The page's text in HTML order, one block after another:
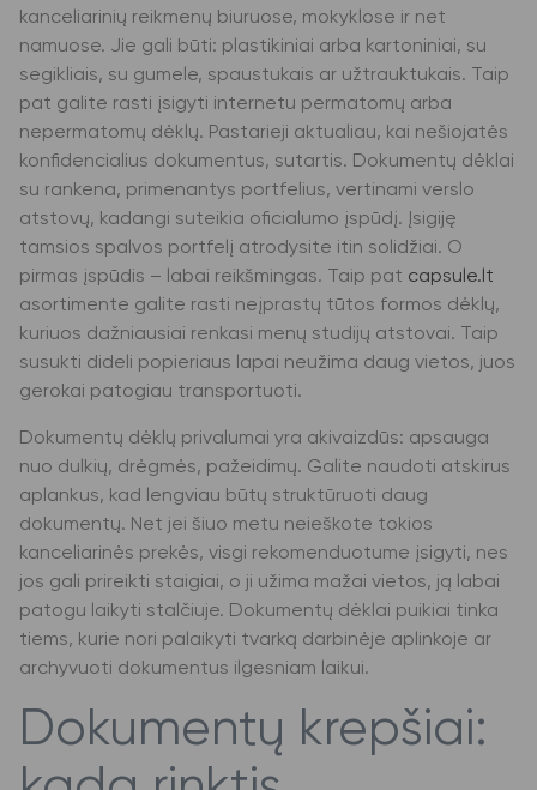
kanceliarinių reikmenų biuruose, mokyklose ir net
namuose. Jie gali būti: plastikiniai arba kartoniniai, su
segikliais, su gumele, spaustukais ar užtrauktukais. Taip
pat galite rasti įsigyti internetu permatomų arba
nepermatomų dėklų. Pastarieji aktualiau, kai nešiojatės
konfidencialius dokumentus, sutartis. Dokumentų dėklai
su rankena, primenantys portfelius, vertinami verslo
atstovų, kadangi suteikia oficialumo įspūdį. Įsigiję
tamsios spalvos portfelį atrodysite itin solidžiai. O
pirmas įspūdis – labai reikšmingas. Taip pat capsule.lt
asortimente galite rasti neįprastų tūtos formos dėklų,
kuriuos dažniausiai renkasi menų studijų atstovai. Taip
susukti dideli popieriaus lapai neužima daug vietos, juos
gerokai patogiau transportuoti.
Dokumentų dėklų privalumai yra akivaizdūs: apsauga
nuo dulkių, drėgmės, pažeidimų. Galite naudoti atskirus
aplankus, kad lengviau būtų struktūruoti daug
dokumentų. Net jei šiuo metu neieškote tokios
kanceliarinės prekės, visgi rekomenduotume įsigyti, nes
jos gali prireikti staigiai, o ji užima mažai vietos, ją labai
patogu laikyti stalčiuje. Dokumentų dėklai puikiai tinka
tiems, kurie nori palaikyti tvarką darbinėje aplinkoje ar
archyvuoti dokumentus ilgesniam laikui.
Dokumentų krepšiai: